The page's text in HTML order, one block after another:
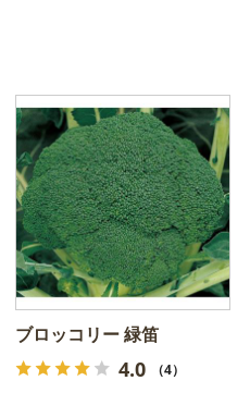
ブロッコリー 緑笛
4.0 （4）